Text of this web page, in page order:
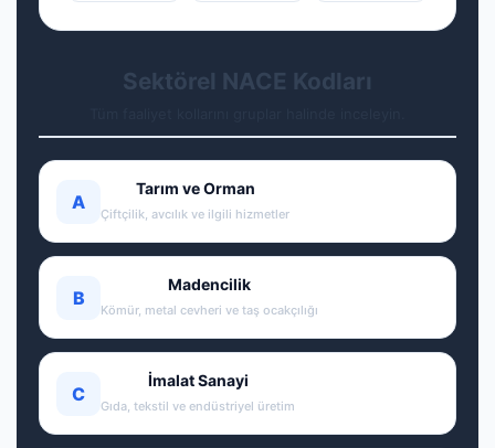
Sektörel NACE Kodları
A
Tarım ve Orman
Çiftçilik, avcılık ve ilgili hizmetler
B
Madencilik
Kömür, metal cevheri ve taş ocakçılığı
C
İmalat Sanayi
Gıda, tekstil ve endüstriyel üretim